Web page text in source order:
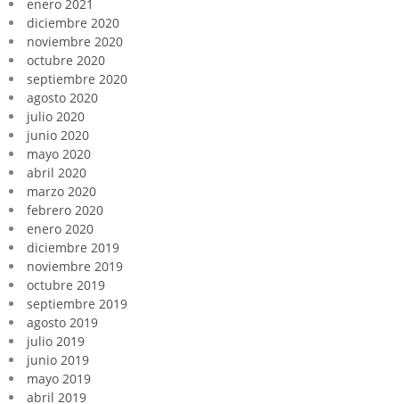
enero 2021
diciembre 2020
noviembre 2020
octubre 2020
septiembre 2020
agosto 2020
julio 2020
junio 2020
mayo 2020
abril 2020
marzo 2020
febrero 2020
enero 2020
diciembre 2019
noviembre 2019
octubre 2019
septiembre 2019
agosto 2019
julio 2019
junio 2019
mayo 2019
abril 2019